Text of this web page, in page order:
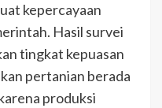
kepercayaan
Hasil survei
tingkat kepuasan
pertanian berada
produksi